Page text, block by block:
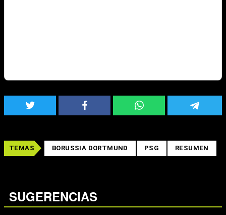
TEMAS BORUSSIA DORTMUND PSG RESUMEN
SUGERENCIAS